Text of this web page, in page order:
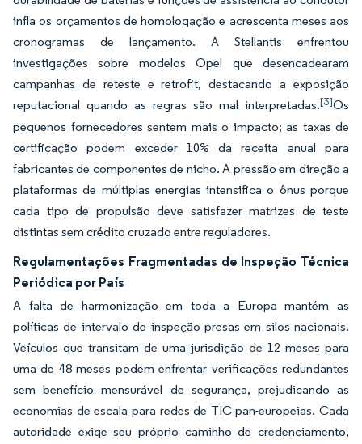
infla os orçamentos de homologação e acrescenta meses aos
cronogramas de lançamento. A Stellantis enfrentou
investigações sobre modelos Opel que desencadearam
campanhas de reteste e retrofit, destacando a exposição
reputacional quando as regras são mal interpretadas.[3]Os
pequenos fornecedores sentem mais o impacto; as taxas de
certificação podem exceder 10% da receita anual para
fabricantes de componentes de nicho. A pressão em direção a
plataformas de múltiplas energias intensifica o ônus porque
cada tipo de propulsão deve satisfazer matrizes de teste
distintas sem crédito cruzado entre reguladores.
Regulamentações Fragmentadas de Inspeção Técnica
Periódica por País
A falta de harmonização em toda a Europa mantém as
políticas de intervalo de inspeção presas em silos nacionais.
Veículos que transitam de uma jurisdição de 12 meses para
uma de 48 meses podem enfrentar verificações redundantes
sem benefício mensurável de segurança, prejudicando as
economias de escala para redes de TIC pan-europeias. Cada
autoridade exige seu próprio caminho de credenciamento,